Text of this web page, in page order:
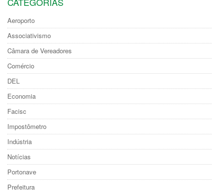
Aeroporto
Associativismo
Câmara de Vereadores
Comércio
DEL
Economia
Facisc
Impostômetro
Indústria
Notícias
Portonave
Prefeitura